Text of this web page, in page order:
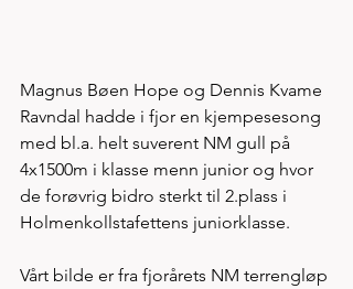
Magnus Bøen Hope og Dennis Kvame
Ravndal hadde i fjor en kjempesesong
med bl.a. helt suverent NM gull på
4x1500m i klasse menn junior og hvor
de forøvrig bidro sterkt til 2.plass i
Holmenkollstafettens juniorklasse.
Vårt bilde er fra fjorårets NM terrengløp